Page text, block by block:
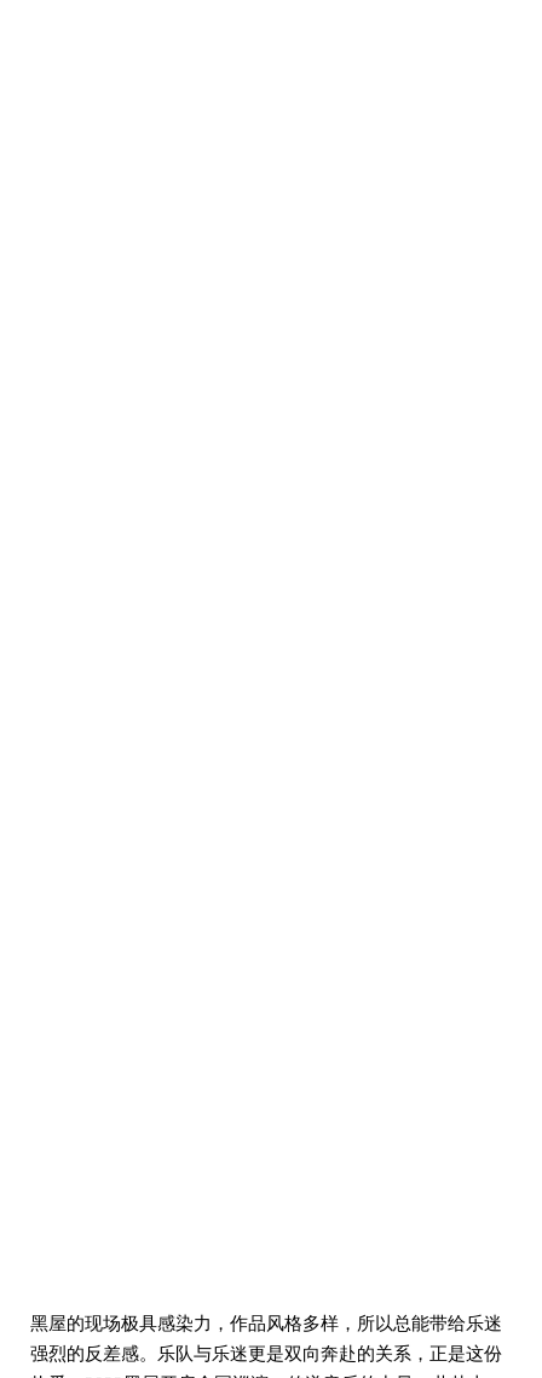
黑屋的现场极具感染力，作品风格多样，所以总能带给乐迷
强烈的反差感。乐队与乐迷更是双向奔赴的关系，正是这份